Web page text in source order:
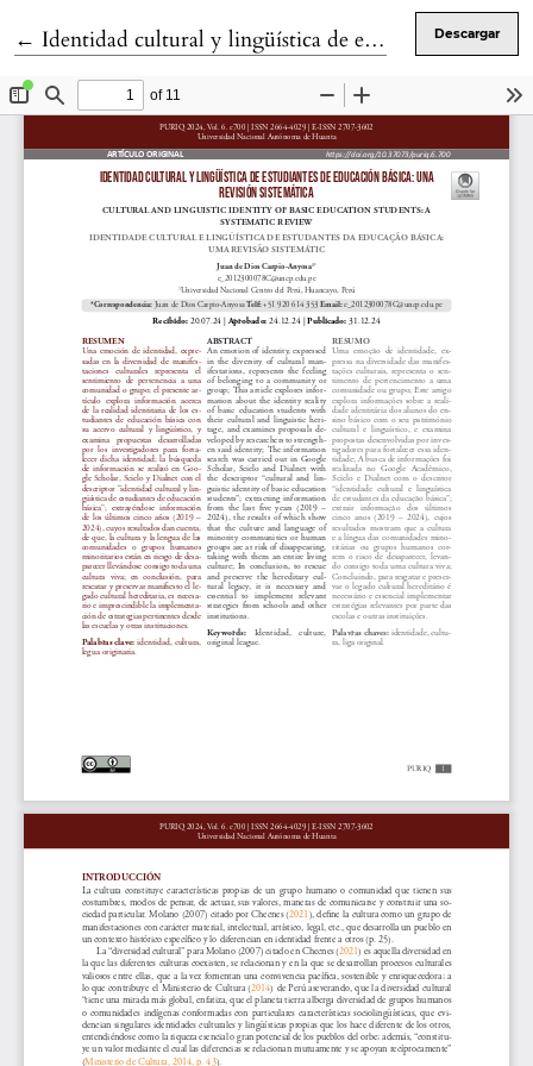
← Volver a los detalles del artículo
Identidad cultural y lingüística de estudiantes de educación básica: una revisión sistemática Descargar